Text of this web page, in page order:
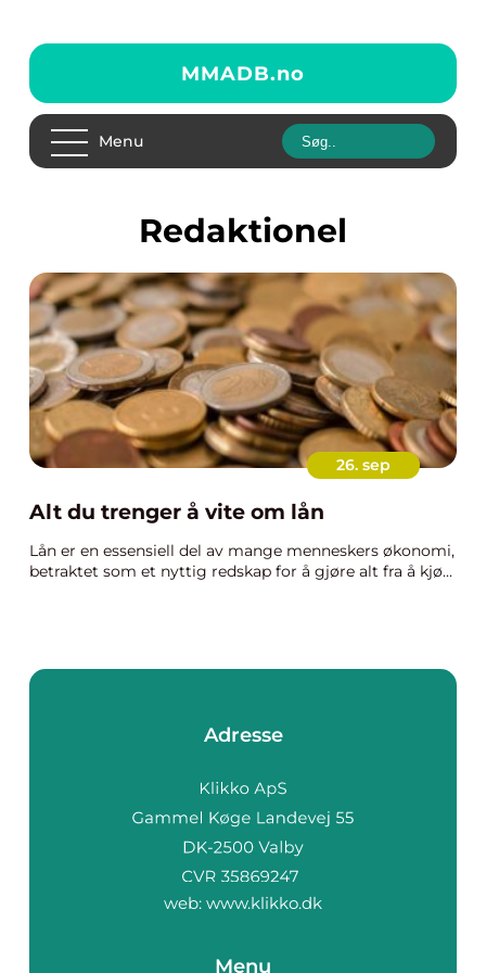
MMADB.no
Menu
redaktionel
26. sep
Alt du trenger å vite om lån
Lån er en essensiell del av mange menneskers økonomi,
betraktet som et nyttig redskap for å gjøre alt fra å kjø...
Adresse
web: www.klikko.dk
Menu